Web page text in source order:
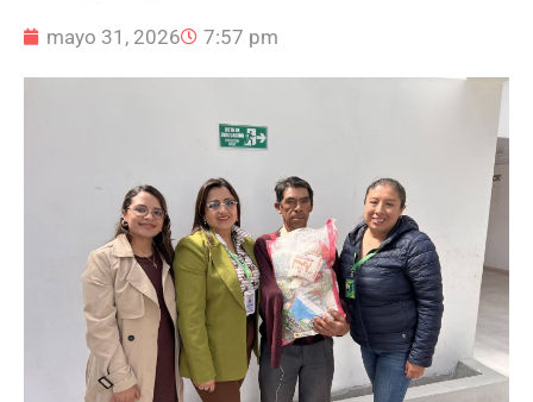
mayo 31, 2026 7:57 pm